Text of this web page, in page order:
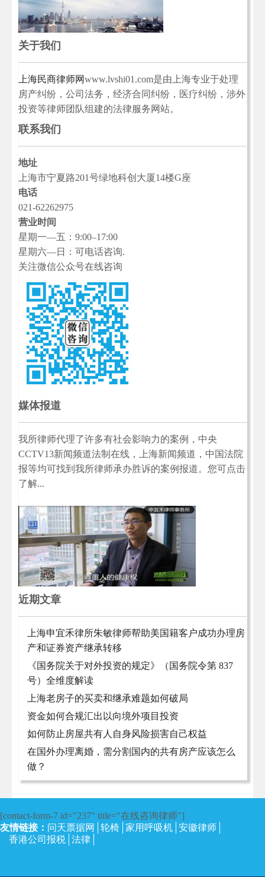
关于我们
上海民商律师网www.lvshi01.com是由上海专业于处理
房产纠纷，公司法务，经济合同纠纷，医疗纠纷，涉外
投资等律师团队组建的法律服务网站。
联系我们
地址
上海市宁夏路201号绿地科创大厦14楼G座
电话
021-62262975
营业时间
星期一—五：9:00–17:00
星期六—日：可电话咨询.
关注微信公众号在线咨询
媒体报道
我所律师代理了许多有社会影响力的案例，中央
CCTV13新闻频道法制在线，上海新闻频道，中国法院
报等均可找到我所律师承办胜诉的案例报道。您可点击
了解...
近期文章
上海申宜禾律所朱敏律师帮助美国籍客户成功办理房
产和证券资产继承转移
《国务院关于对外投资的规定》（国务院令第 837
号）全维度解读
上海老房子的买卖和继承难题如何破局
资金如何合规汇出以向境外项目投资
如何防止房屋共有人自身风险损害自己权益
在国外办理离婚，需分割国内的共有房产应该怎么
做？
[contact-form-7 id="237" title="在线咨询律师"]
友情链接： 问天票据网 轮椅 家用呼吸机 安徽律师
香港公司报税 法律